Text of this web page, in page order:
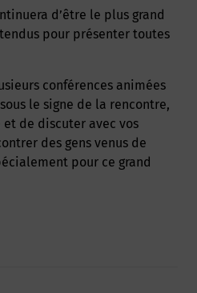
pour présenter toutes
le signe de la rencontre,
et de discuter avec vos
des gens venus de
pour ce grand